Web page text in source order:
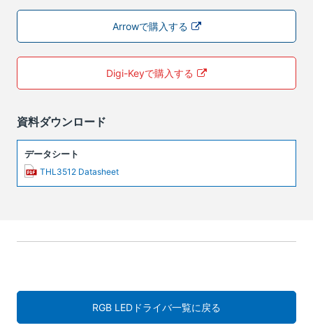
Arrowで購入する
Digi-Keyで購入する
資料ダウンロード
データシート
THL3512 Datasheet
RGB LEDドライバ一覧に戻る